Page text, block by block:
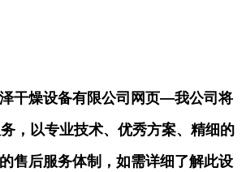
干燥设备有限公司网页—我公司将
，以专业技术、优秀方案、精细的
售后服务体制，如需详细了解此设